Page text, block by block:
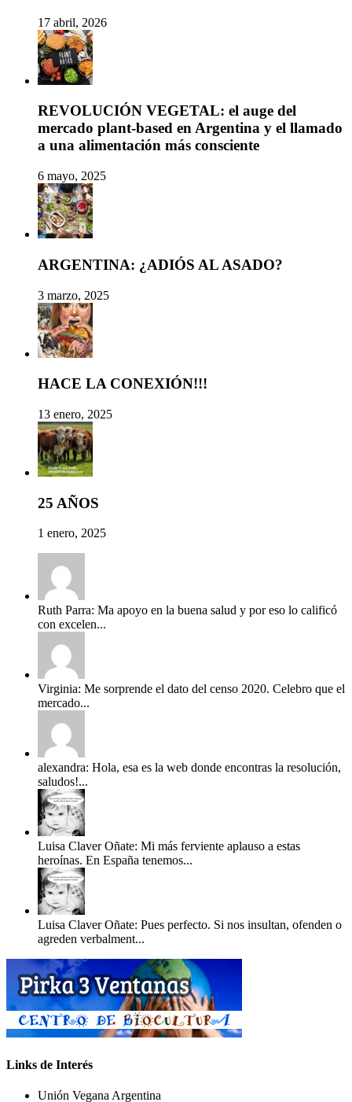
17 abril, 2026
REVOLUCIÓN VEGETAL: el auge del
mercado plant-based en Argentina y el llamado
a una alimentación más consciente
6 mayo, 2025
ARGENTINA: ¿ADIÓS AL ASADO?
3 marzo, 2025
HACE LA CONEXIÓN!!!
13 enero, 2025
25 AÑOS
1 enero, 2025
Ruth Parra: Ma apoyo en la buena salud y por eso lo calificó
con excelen...
Virginia: Me sorprende el dato del censo 2020. Celebro que el
mercado...
alexandra: Hola, esa es la web donde encontras la resolución,
saludos!...
Luisa Claver Oñate: Mi más ferviente aplauso a estas
heroínas. En España tenemos...
Luisa Claver Oñate: Pues perfecto. Si nos insultan, ofenden o
agreden verbalment...
Links de Interés
Unión Vegana Argentina